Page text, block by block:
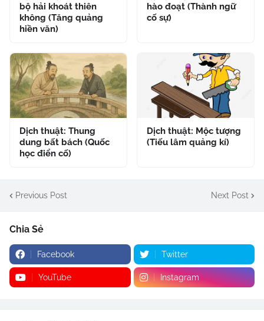
bộ hải khoát thiên
không (Tăng quảng
hiền văn)
hào đoạt (Thành ngữ
cố sự)
Dịch thuật: Thung
dung bất bách (Quốc
học điển cố)
Dịch thuật: Mộc tượng
(Tiếu lâm quảng kí)
Previous Post Next Post
Chia Sẻ
Facebook Twitter
YouTube Instagram